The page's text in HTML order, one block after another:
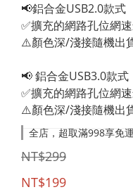
📢鋁合金USB2.0款式
✅擴充的網路孔位網
⚠️顏色深/淺接隨機出
📢 鋁合金USB3.0款式
✅擴充的網路孔位網
⚠️顏色深/淺接隨機出
全店，超取滿998享免運
NT$299
NT$199